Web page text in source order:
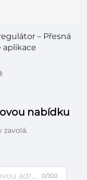
– Přesná
aplikace
nabídku
zavolá.
0/100